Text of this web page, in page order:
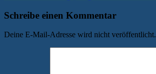
Schreibe einen Kommentar
Deine E-Mail-Adresse wird nicht veröffentlicht.